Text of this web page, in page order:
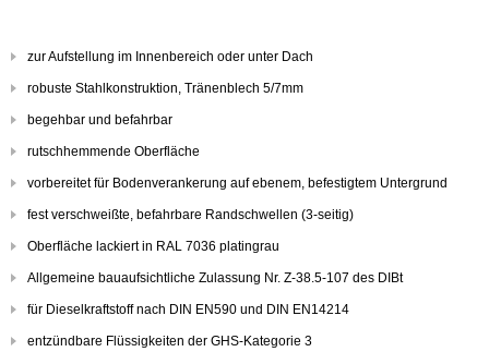
zur Aufstellung im Innenbereich oder unter Dach
robuste Stahlkonstruktion, Tränenblech 5/7mm
begehbar und befahrbar
rutschhemmende Oberfläche
vorbereitet für Bodenverankerung auf ebenem, befestigtem Untergrund
fest verschweißte, befahrbare Randschwellen (3-seitig)
Oberfläche lackiert in RAL 7036 platingrau
Allgemeine bauaufsichtliche Zulassung Nr. Z-38.5-107 des DIBt
für Dieselkraftstoff nach DIN EN590 und DIN EN14214
entzündbare Flüssigkeiten der GHS-Kategorie 3